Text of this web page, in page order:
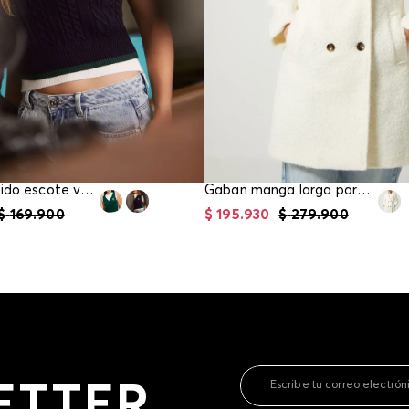
te
Chaleco tejido escote v para mujer
169.900
Gaban manga larga para mujer
$ 279.900
$ 195.930